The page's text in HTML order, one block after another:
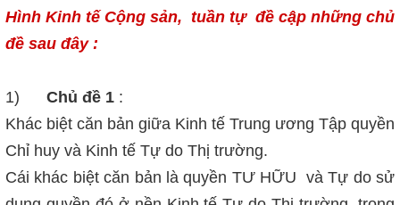
Hình Kinh tế Cộng sản, tuần tự đề cập những chủ
đề sau đây :
1) Chủ đề 1 :
Khác biệt căn bản giữa Kinh tế Trung ương Tập quyền
Chỉ huy và Kinh tế Tự do Thị trường.
Cái khác biệt căn bản là quyền TƯ HỮU và Tự do sử